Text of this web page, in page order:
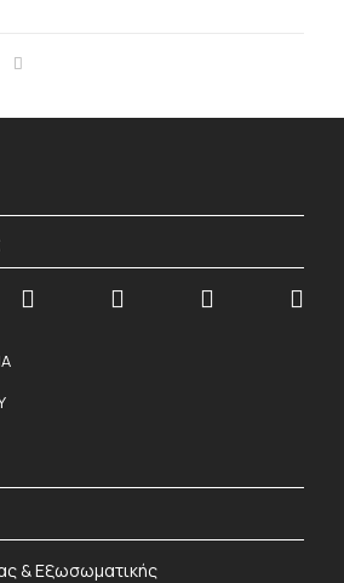
& Εξωσωματικής